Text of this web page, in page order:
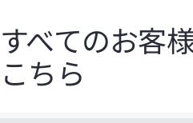
すべてのお客
こちら